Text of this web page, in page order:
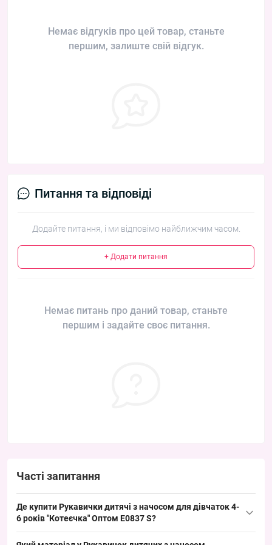
Немає відгуків про цей товар, станьте
першим, залиште свій відгук.
Питання та відповіді
Додайте питання, і ми відповімо найближчим часом.
+ Додати питання
Немає питань про даний товар, станьте
першим і задайте своє питання.
Часті запитання
Де купити Рукавички дитячі з начосом для дівчаток 4-
6 років "Котеєчка" Оптом E0837 S?